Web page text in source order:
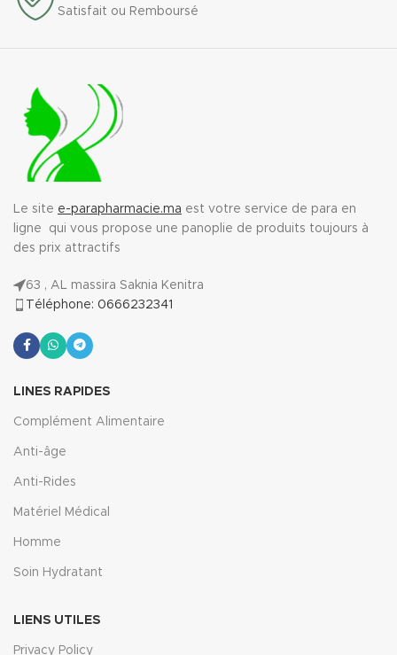
Satisfait ou Remboursé
Le site e-parapharmacie.ma est votre service de para en
ligne qui vous propose une panoplie de produits toujours à
des prix attractifs
63 , AL massira Saknia Kenitra
Téléphone: 0666232341
LINES RAPIDES
Complément Alimentaire
Anti-âge
Anti-Rides
Matériel Médical
Homme
Soin Hydratant
LIENS UTILES
Privacy Policy